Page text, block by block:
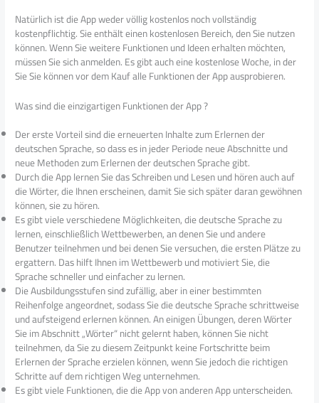
Natürlich ist die App weder völlig kostenlos noch vollständig
kostenpflichtig. Sie enthält einen kostenlosen Bereich, den Sie nutzen
können. Wenn Sie weitere Funktionen und Ideen erhalten möchten,
müssen Sie sich anmelden. Es gibt auch eine kostenlose Woche, in der
Sie Sie können vor dem Kauf alle Funktionen der App ausprobieren.
Was sind die einzigartigen Funktionen der App ?
Der erste Vorteil sind die erneuerten Inhalte zum Erlernen der
deutschen Sprache, so dass es in jeder Periode neue Abschnitte und
neue Methoden zum Erlernen der deutschen Sprache gibt.
Durch die App lernen Sie das Schreiben und Lesen und hören auch auf
die Wörter, die Ihnen erscheinen, damit Sie sich später daran gewöhnen
können, sie zu hören.
Es gibt viele verschiedene Möglichkeiten, die deutsche Sprache zu
lernen, einschließlich Wettbewerben, an denen Sie und andere
Benutzer teilnehmen und bei denen Sie versuchen, die ersten Plätze zu
ergattern. Das hilft Ihnen im Wettbewerb und motiviert Sie, die
Sprache schneller und einfacher zu lernen.
Die Ausbildungsstufen sind zufällig, aber in einer bestimmten
Reihenfolge angeordnet, sodass Sie die deutsche Sprache schrittweise
und aufsteigend erlernen können. An einigen Übungen, deren Wörter
Sie im Abschnitt „Wörter“ nicht gelernt haben, können Sie nicht
teilnehmen, da Sie zu diesem Zeitpunkt keine Fortschritte beim
Erlernen der Sprache erzielen können, wenn Sie jedoch die richtigen
Schritte auf dem richtigen Weg unternehmen.
Es gibt viele Funktionen, die die App von anderen App unterscheiden.